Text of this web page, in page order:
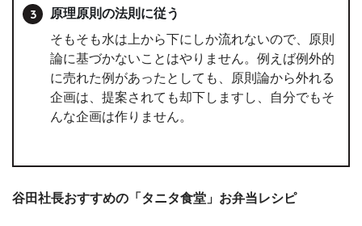
原理原則の法則に従う
そもそも水は上から下にしか流れないので、原則
論に基づかないことはやりません。例えば例外的
に売れた例があったとしても、原則論から外れる
企画は、提案されても却下しますし、自分でもそ
んな企画は作りません。
谷田社長おすすめの「タニタ食堂」お弁当レシピ